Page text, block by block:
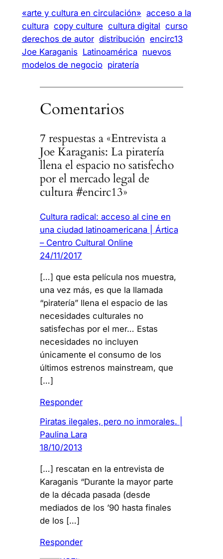
«arte y cultura en circulación» acceso a la
cultura copy culture cultura digital curso
derechos de autor distribución encirc13
Joe Karaganis Latinoamérica nuevos
modelos de negocio piratería
Comentarios
7 respuestas a «Entrevista a
Joe Karaganis: La piratería
llena el espacio no satisfecho
por el mercado legal de
cultura #encirc13»
Cultura radical: acceso al cine en
una ciudad latinoamericana | Ártica
– Centro Cultural Online
24/11/2017
[…] que esta película nos muestra,
una vez más, es que la llamada
“piratería” llena el espacio de las
necesidades culturales no
satisfechas por el mer… Estas
necesidades no incluyen
únicamente el consumo de los
últimos estrenos mainstream, que
[…]
Responder
Piratas ilegales, pero no inmorales. |
Paulina Lara
18/10/2013
[…] rescatan en la entrevista de
Karaganis “Durante la mayor parte
de la década pasada (desde
mediados de los ’90 hasta finales
de los […]
Responder